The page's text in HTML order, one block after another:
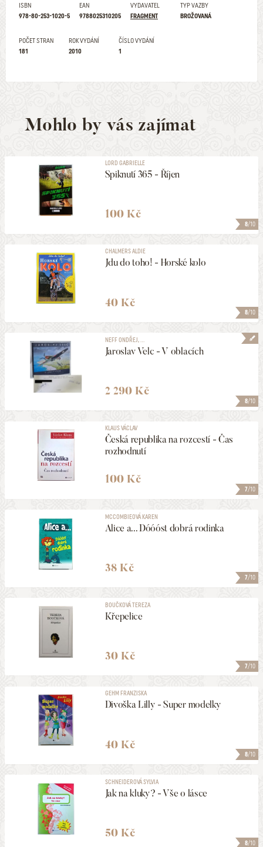
ISBN
978-80-253-1020-5
EAN
9788025310205
VYDAVATEL
FRAGMENT
TYP VAZBY
BROŽOVANÁ
POČET STRAN
181
ROK VYDÁNÍ
2010
ČÍSLO VYDÁNÍ
1
Mohlo by vás zajímat
8/10
LORD GABRIELLE
Spiknutí 365 - Říjen
100 Kč
8/10
CHALMERS ALDIE
Jdu do toho! - Horské kolo
40 Kč
8/10
NEFF ONDŘEJ, ...
Jaroslav Velc - V oblacích
2 290 Kč
7/10
KLAUS VÁCLAV
Česká republika na rozcestí - Čas
rozhodnutí
100 Kč
7/10
MCCOMBIEOVÁ KAREN
Alice a... Dóóóst dobrá rodinka
38 Kč
7/10
BOUČKOVÁ TEREZA
Křepelice
30 Kč
8/10
GEHM FRANZISKA
Divoška Lilly - Super modelky
40 Kč
8/10
SCHNEIDEROVÁ SYLVIA
Jak na kluky? - Vše o lásce
50 Kč